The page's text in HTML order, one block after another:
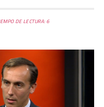
DE LECTURA: 6